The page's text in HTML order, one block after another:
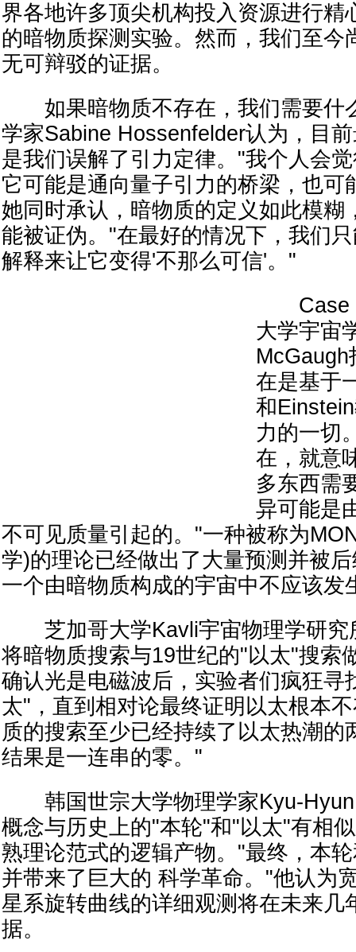
界各地许多顶尖机构投入资源进行精
的暗物质探测实验。然而，我们至今
无可辩驳的证据。
如果暗物质不存在，我们需要什
学家Sabine Hossenfelder认为，目
是我们误解了引力定律。"我个人会
它可能是通向量子引力的桥梁，也可
她同时承认，暗物质的定义如此模糊
能被证伪。"在最好的情况下，我们
解释来让它变得'不那么可信'。"
Case
大学宇宙
在是基于
和
力的一切
在，就意
多东西需
异可能是
不可见质量引起的。"一种被称为
学)的理论已经做出了大量预测并被
一个由暗物质构成的宇宙中不应该发
芝加哥大学Kavli宇宙物理学研究
将暗物质搜索与19世纪的"以太"搜索
确认光是电磁波后，实验者们疯狂寻
太"，直到相对论最终证明以太根本
质的搜索至少已经持续了以太热潮的
结果是一连串的零。"
韩国世宗大学物理学家Kyu-Hyun
概念与历史上的"本轮"和"以太"有相
熟理论范式的逻辑产物。"最终，本
并带来了巨大的 科学革命。"他认为
星系旋转曲线的详细观测将在未来几
据。